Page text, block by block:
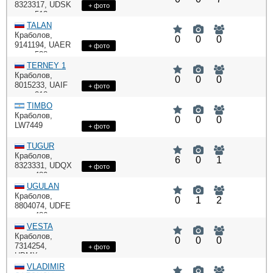
Выставки и семинары
Личности
Словарь
Галерея флота
Отзывы
8323317, UDSK
: 513,
1478,
ME: Niigata
+ фото
TALAN
Краболов,
9141194, UAER
: 538
+ фото
0 0 0
TERNEY 1
Краболов,
8015233, UAIF
: 218
+ фото
0 0 0
TIMBO
Краболов,
LW7449
+ фото
0 0 0
TUGUR
Краболов,
8323331, UDQX
: 480,
4690,
ME: B&W
7L45GBE
+ фото
6 0 1
UGULAN
Краболов,
8804074, UDFE
: 486
0 1 2
VESTA
Краболов,
7314254,
UDMX
DWT: 85
+ фото
0 0 0
VLADIMIR